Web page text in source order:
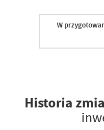
W
Historia